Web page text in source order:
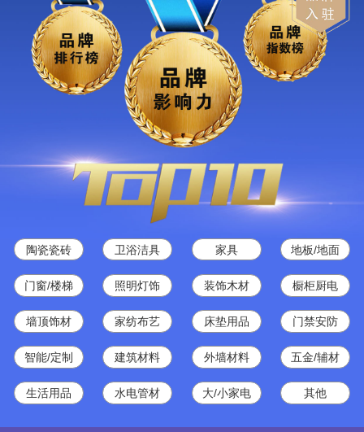
陶瓷瓷砖 卫浴洁具 家具 地板/地面
门窗/楼梯 照明灯饰 装饰木材 橱柜厨电
墙顶饰材 家纺布艺 床垫用品 门禁安防
智能/定制 建筑材料 外墙材料 五金/辅材
生活用品 水电管材 大/小家电 其他